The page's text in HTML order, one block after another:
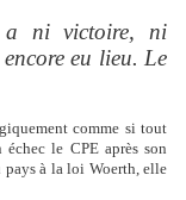
a ni victoire, ni
eu lieu. Le
comme si tout
le CPE après son
pays à la loi Woerth, elle